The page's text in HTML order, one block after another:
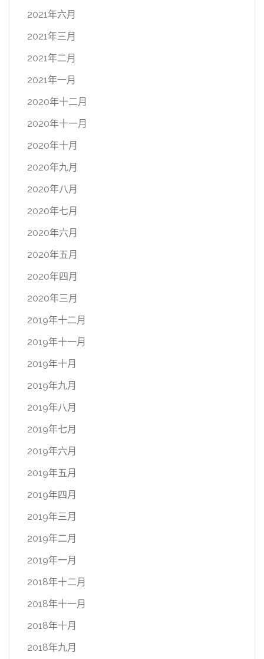
2021年六月
2021年三月
2021年二月
2021年一月
2020年十二月
2020年十一月
2020年十月
2020年九月
2020年八月
2020年七月
2020年六月
2020年五月
2020年四月
2020年三月
2019年十二月
2019年十一月
2019年十月
2019年九月
2019年八月
2019年七月
2019年六月
2019年五月
2019年四月
2019年三月
2019年二月
2019年一月
2018年十二月
2018年十一月
2018年十月
2018年九月